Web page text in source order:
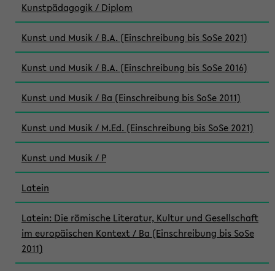
Kunstpädagogik / Diplom
Kunst und Musik / B.A. (Einschreibung bis SoSe 2021)
Kunst und Musik / B.A. (Einschreibung bis SoSe 2016)
Kunst und Musik / Ba (Einschreibung bis SoSe 2011)
Kunst und Musik / M.Ed. (Einschreibung bis SoSe 2021)
Kunst und Musik / P
Latein
Latein: Die römische Literatur, Kultur und Gesellschaft
im europäischen Kontext / Ba (Einschreibung bis SoSe
2011)